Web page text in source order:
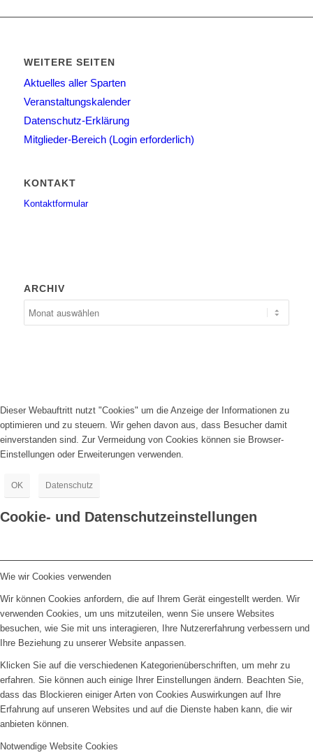
WEITERE SEITEN
Aktuelles aller Sparten
Veranstaltungskalender
Datenschutz-Erklärung
Mitglieder-Bereich (Login erforderlich)
KONTAKT
Kontaktformular
ARCHIV
Dieser Webauftritt nutzt "Cookies" um die Anzeige der Informationen zu
optimieren und zu steuern. Wir gehen davon aus, dass Besucher damit
einverstanden sind. Zur Vermeidung von Cookies können sie Browser-
Einstellungen oder Erweiterungen verwenden.
OK Datenschutz
Cookie- und Datenschutzeinstellungen
Wie wir Cookies verwenden
Wir können Cookies anfordern, die auf Ihrem Gerät eingestellt werden. Wir
verwenden Cookies, um uns mitzuteilen, wenn Sie unsere Websites
besuchen, wie Sie mit uns interagieren, Ihre Nutzererfahrung verbessern und
Ihre Beziehung zu unserer Website anpassen.
Klicken Sie auf die verschiedenen Kategorienüberschriften, um mehr zu
erfahren. Sie können auch einige Ihrer Einstellungen ändern. Beachten Sie,
dass das Blockieren einiger Arten von Cookies Auswirkungen auf Ihre
Erfahrung auf unseren Websites und auf die Dienste haben kann, die wir
anbieten können.
Notwendige Website Cookies